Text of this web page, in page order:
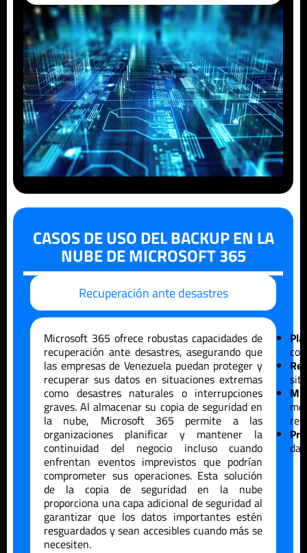
CASOS DE USO DEL BACKUP EN LA
NUBE DE MICROSOFT 365
Recuperación ante desastres
Microsoft 365 ofrece robustas capacidades de
recuperación ante desastres, asegurando que
las empresas de Venezuela puedan proteger y
recuperar sus datos en situaciones extremas
como desastres naturales o interrupciones
graves. Al almacenar su copia de seguridad en
la nube, Microsoft 365 permite a las
organizaciones planificar y mantener la
continuidad del negocio incluso cuando
enfrentan eventos imprevistos que podrían
comprometer sus operaciones. Esta solución
de la copia de seguridad en la nube
proporciona una capa adicional de seguridad al
garantizar que los datos importantes estén
resguardados y sean accesibles cuando más se
necesiten.